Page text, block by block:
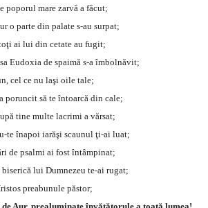
poporul mare zarvă a făcut;
o parte din palate s-au surpat;
ai lui din cetate au fugit;
Eudoxia de spaimă s-a îmbolnăvit;
cel ce nu laşi oile tale;
poruncit să te întoarcă din cale;
tine multe lacrimi a vărsat;
te înapoi iarăşi scaunul ţi-ai luat;
de psalmi ai fost întâmpinat;
lui Dumnezeu te-ai rugat;
preabunule păstor;